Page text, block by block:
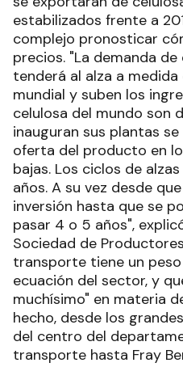
estabilizados frente a
complejo pronosticar
precios. "La demanda
tenderá al alza a
mundial y suben los
celulosa del mundo son
inauguran sus plantas
oferta del producto en
bajas. Los ciclos de
años. A su vez desde
inversión hasta que se
pasar 4 o 5 años",
Sociedad de
transporte tiene un
ecuación del sector, y
muchísimo" en materia
hecho, desde los
del centro del
transporte hasta Fray